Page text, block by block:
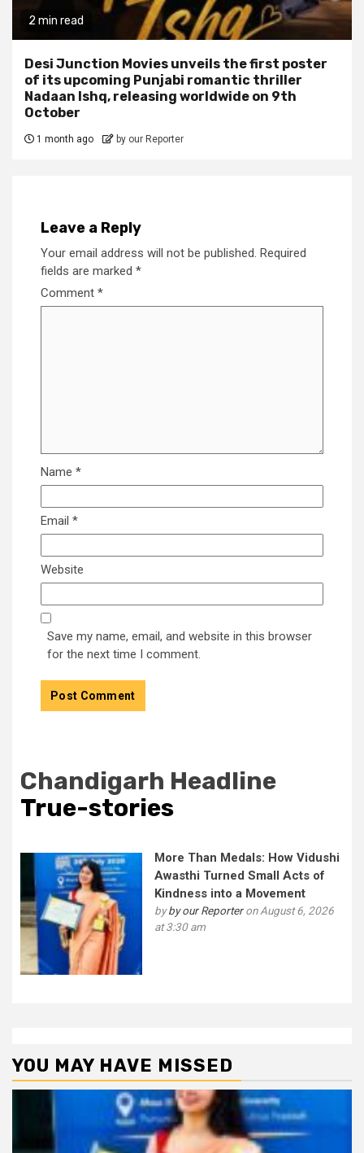
2 min read
Desi Junction Movies unveils the first poster
of its upcoming Punjabi romantic thriller
Nadaan Ishq, releasing worldwide on 9th
October
1 month ago by our Reporter
Leave a Reply
Your email address will not be published. Required
fields are marked *
Comment *
Name *
Email *
Website
Save my name, email, and website in this browser
for the next time I comment.
Chandigarh Headline
True-stories
More Than Medals: How Vidushi
Awasthi Turned Small Acts of
Kindness into a Movement
byby our Reporteron August 6, 2026
at 3:30 am
YOU MAY HAVE MISSED